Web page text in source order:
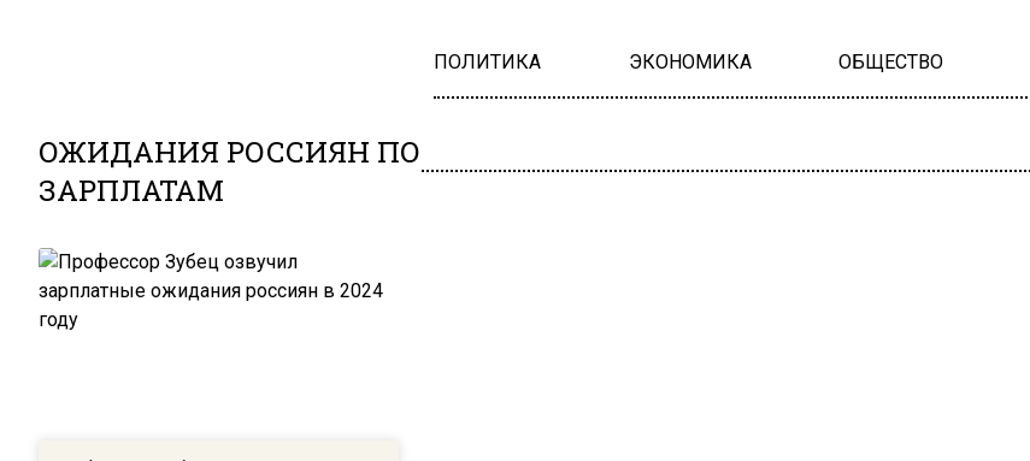
ПОЛИТИКА ЭКОНОМИКА ОБЩЕСТВО
ОЖИДАНИЯ РОССИЯН ПО
ЗАРПЛАТАМ